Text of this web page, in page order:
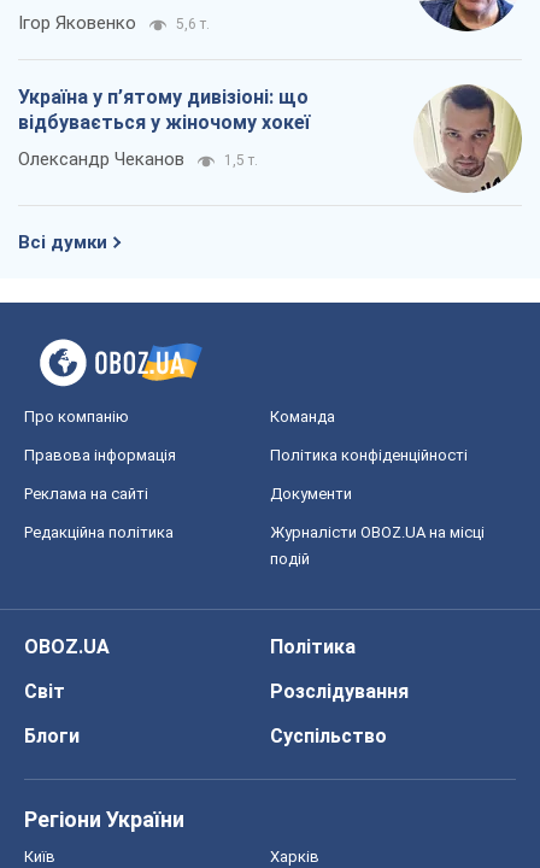
Ігор Яковенко 5,6 т.
Україна у п’ятому дивізіоні: що
відбувається у жіночому хокеї
Олександр Чеканов 1,5 т.
Всі думки
Про компанію Команда
Правова інформація Політика конфіденційності
Реклама на сайті Документи
Редакційна політика
Журналісти OBOZ.UA на місці
подій
OBOZ.UA
Політика
Світ
Розслідування
Блоги
Суспільство
Регіони України
Київ Харків